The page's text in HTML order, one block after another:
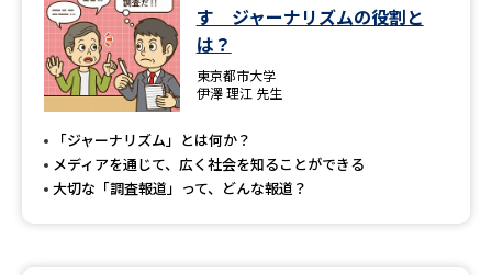
大学・短大以外の資料から請求
専門学校の資料請求 大学院の資料請求
留学・進学関連、塾・予備校
内」の請求
す ジャーナリズムの役割と
は？
東京都市大学
伊澤 理江 先生
「ジャーナリズム」とは何か？
メディアを通じて、広く社会を知ることができる
大切な「調査報道」って、どんな報道？